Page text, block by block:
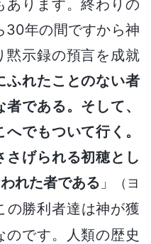
あります。終わりの
30年の間ですから神
黙示録の預言を成就
ふれたことのない者
である。そして、
でもついて行く。
さげられる初穂とし
れた者である 」
（ヨ
の勝利者達は神が獲
です。人類の歴史